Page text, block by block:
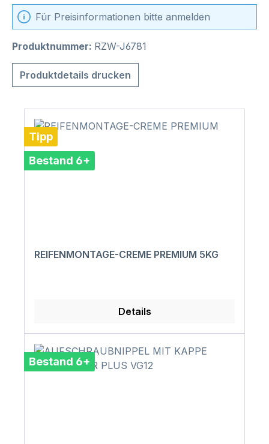
Für Preisinformationen bitte anmelden
Produktnummer: RZW-J6781
Produktdetails drucken
Tipp
Bestand 6+
REIFENMONTAGE-CREME PREMIUM 5KG
Details
Bestand 6+